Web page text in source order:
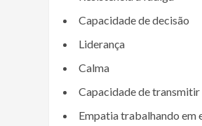
Capacidade de decisão
Liderança
Calma
Capacidade de transmitir
Empatia trabalhando em